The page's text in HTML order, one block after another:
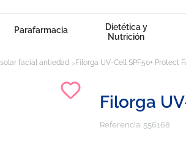
Parafarmacia
Dietética y
Nutrición
facial antiedad Filorga UV-Cell SPF50+ Protect
Filorga
Referencia: 556168